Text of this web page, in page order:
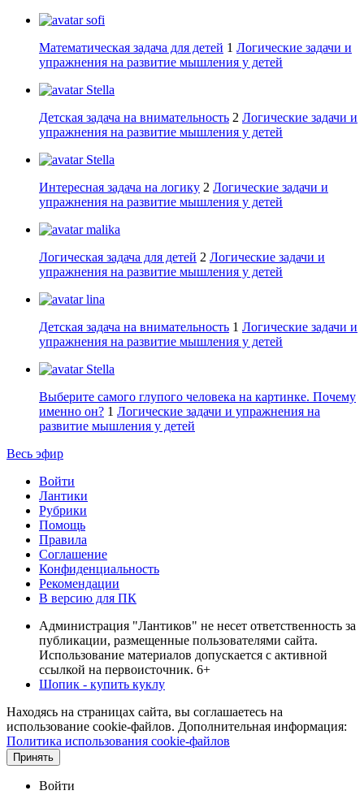
sofi
Математическая задача для детей 1 Логические задачи и
упражнения на развитие мышления у детей
Stella
Детская задача на внимательность 2 Логические задачи и
упражнения на развитие мышления у детей
Stella
Интересная задача на логику 2 Логические задачи и
упражнения на развитие мышления у детей
malika
Логическая задача для детей 2 Логические задачи и
упражнения на развитие мышления у детей
lina
Детская задача на внимательность 1 Логические задачи и
упражнения на развитие мышления у детей
Stella
Выберите самого глупого человека на картинке. Почему
именно он? 1 Логические задачи и упражнения на
развитие мышления у детей
Весь эфир
Войти
Лантики
Рубрики
Помощь
Правила
Соглашение
Конфиденциальность
Рекомендации
В версию для ПК
Администрация "Лантиков" не несет ответственность за
публикации, размещенные пользователями сайта.
Использование материалов допускается с активной
ссылкой на первоисточник. 6+
Шопик - купить куклу
Находясь на страницах сайта, вы соглашаетесь на
использование cookie-файлов. Дополнительная информация:
Политика использования cookie-файлов
Принять
Войти